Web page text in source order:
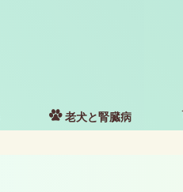
老犬と腎臓病